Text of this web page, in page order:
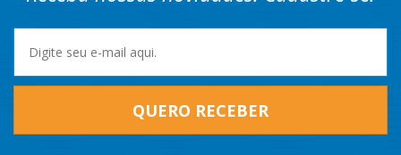
QUERO RECEBER